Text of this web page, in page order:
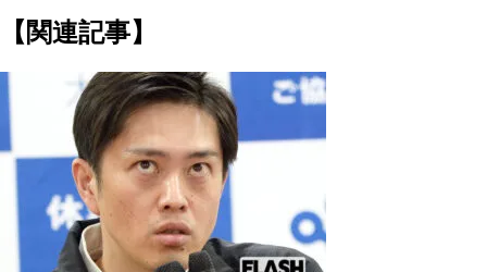
【関連記事】